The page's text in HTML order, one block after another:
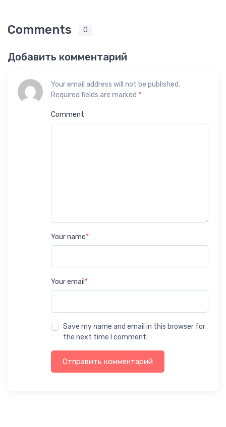
Comments 0
Добавить комментарий
Your email address will not be published.
Required fields are marked *
Comment
Your name*
Your email *
Save my name and email in this browser for
the next time I comment.
Отправить комментарий